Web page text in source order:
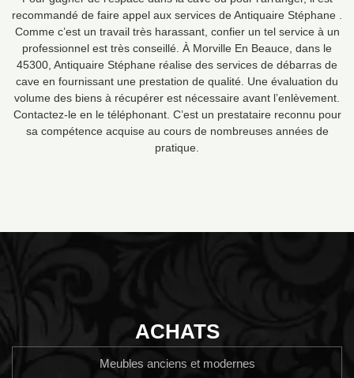
recommandé de faire appel aux services de Antiquaire Stéphane .
Comme c’est un travail très harassant, confier un tel service à un
professionnel est très conseillé. À Morville En Beauce, dans le
45300, Antiquaire Stéphane réalise des services de débarras de
cave en fournissant une prestation de qualité. Une évaluation du
volume des biens à récupérer est nécessaire avant l’enlèvement.
Contactez-le en le téléphonant. C’est un prestataire reconnu pour
sa compétence acquise au cours de nombreuses années de
pratique.
ACHATS
Meubles anciens et modernes